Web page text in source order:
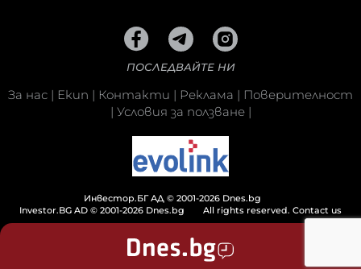
ПОСЛЕДВАЙТЕ НИ
За нас | Екип | Контакти | Реклама | Поверителност
| Условия за ползване|
Инвестор.БГ АД © 2001-2026 Dnes.bg
Investor.BG AD © 2001-2026 Dnes.bg
All rights reserved. Contact us